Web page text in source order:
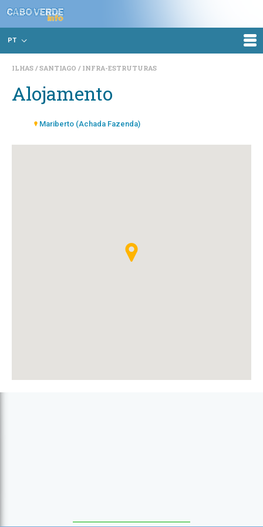
PT
ILHAS SANTIAGO INFRA-ESTRUTURAS
Alojamento
Mariberto (Achada Fazenda)